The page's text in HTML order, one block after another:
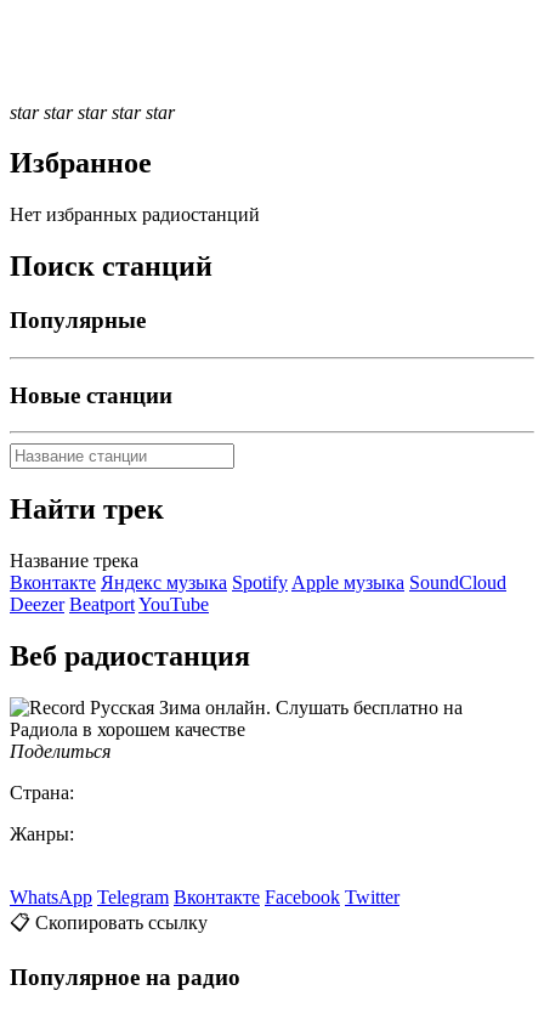
star star star star star
Избранное
Нет избранных радиостанций
Поиск станций
Популярные
Новые станции
Найти трек
Название трека
Вконтакте Яндекс музыка Spotify Apple музыка SoundCloud
Deezer BeatportYouTube
Веб радиостанция
Поделиться
Страна:
Жанры:
WhatsApp Telegram Вконтакте Facebook Twitter
📋 Скопировать ссылку
Популярное на радио